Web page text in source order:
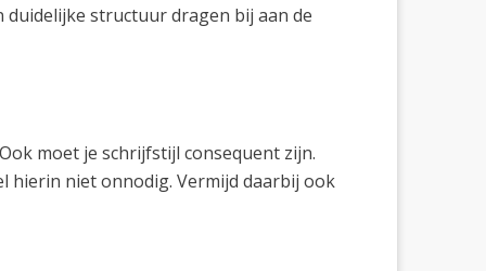
duidelijke structuur dragen bij aan de
moet je schrijfstijl consequent zijn.
hierin niet onnodig. Vermijd daarbij ook